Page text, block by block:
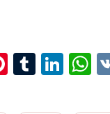
Pinterest
Tumblr